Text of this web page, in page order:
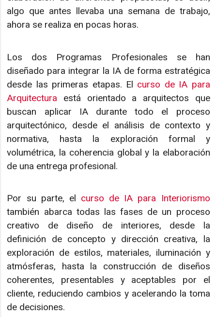
algo que antes llevaba una semana de trabajo,
ahora se realiza en pocas horas.
Los dos Programas Profesionales se han
diseñado para integrar la IA de forma estratégica
desde las primeras etapas. El curso de IA para
Arquitectura está orientado a arquitectos que
buscan aplicar IA durante todo el proceso
arquitectónico, desde el análisis de contexto y
normativa, hasta la exploración formal y
volumétrica, la coherencia global y la elaboración
de una entrega profesional.
Por su parte, el curso de IA para Interiorismo
también abarca todas las fases de un proceso
creativo de diseño de interiores, desde la
definición de concepto y dirección creativa, la
exploración de estilos, materiales, iluminación y
atmósferas, hasta la construcción de diseños
coherentes, presentables y aceptables por el
cliente, reduciendo cambios y acelerando la toma
de decisiones.